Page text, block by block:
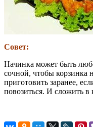
Совет:
Начинка может быть
сочной, чтобы корзинка
приготовить заранее,
повозиться. И сложить в